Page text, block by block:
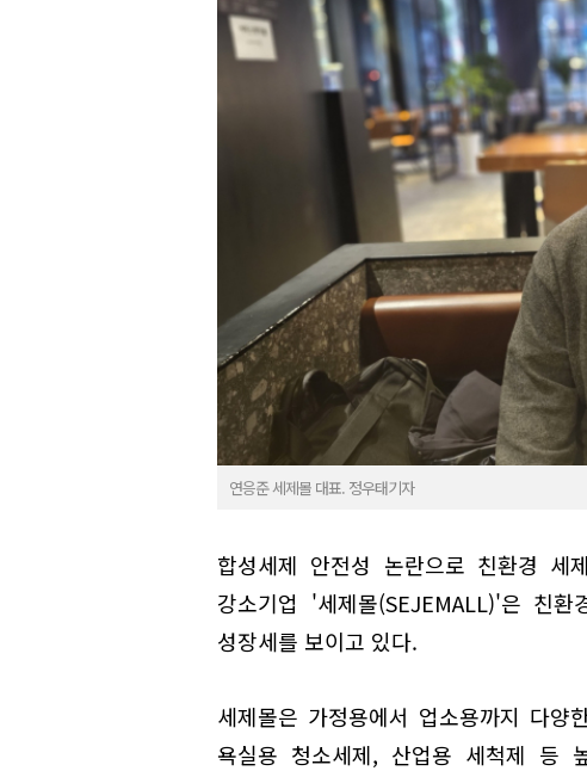
연응준 세제몰 대표. 정우태기자
합성세제 안전성 논란으로 친환경
강소기업 '세제몰(SEJEMALL)'은 친
성장세를 보이고 있다.
세제몰은 가정용에서 업소용까지 다양
욕실용 청소세제, 산업용 세척제 등